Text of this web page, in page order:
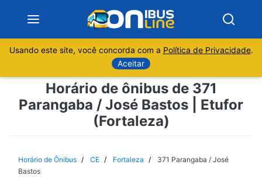
Minas Gerais
Usando este site, você concorda com a Política de Privacidade.
Aceitar
Horário de ônibus de 371
Parangaba / José Bastos | Etufor
(Fortaleza)
Horário de Ônibus CE Fortaleza
371 Parangaba / José
Bastos